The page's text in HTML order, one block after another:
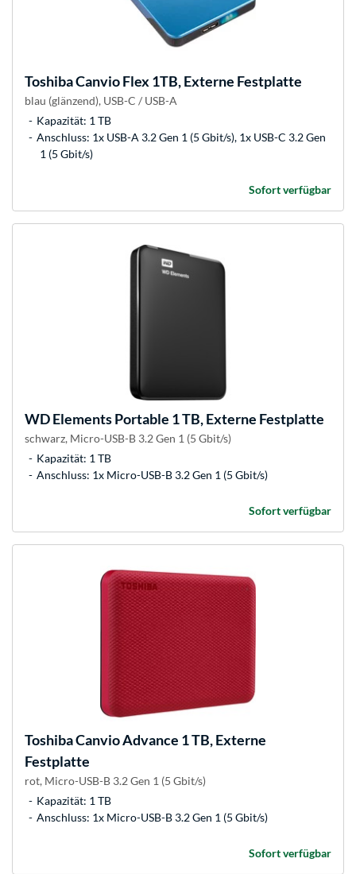
ToshibaCanvio Flex 1TB, Externe Festplatte
blau (glänzend), USB-C / USB-A
Kapazität: 1 TB
Anschluss: 1x USB-A 3.2 Gen 1 (5 Gbit/s), 1x USB-C 3.2 Gen
1 (5 Gbit/s)
Sofort verfügbar
WDElements Portable 1 TB, Externe Festplatte
schwarz, Micro-USB-B 3.2 Gen 1 (5 Gbit/s)
Kapazität: 1 TB
Anschluss: 1x Micro-USB-B 3.2 Gen 1 (5 Gbit/s)
Sofort verfügbar
ToshibaCanvio Advance 1 TB, Externe
Festplatte
rot, Micro-USB-B 3.2 Gen 1 (5 Gbit/s)
Kapazität: 1 TB
Anschluss: 1x Micro-USB-B 3.2 Gen 1 (5 Gbit/s)
Sofort verfügbar